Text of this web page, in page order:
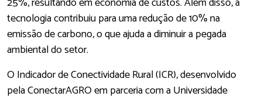
tecnologia contribuiu para uma redução de 10% na
emissão de carbono, o que ajuda a diminuir a pegada
ambiental do setor.
O Indicador de Conectividade Rural (ICR), desenvolvido
pela ConectarAGRO em parceria com a Universidade